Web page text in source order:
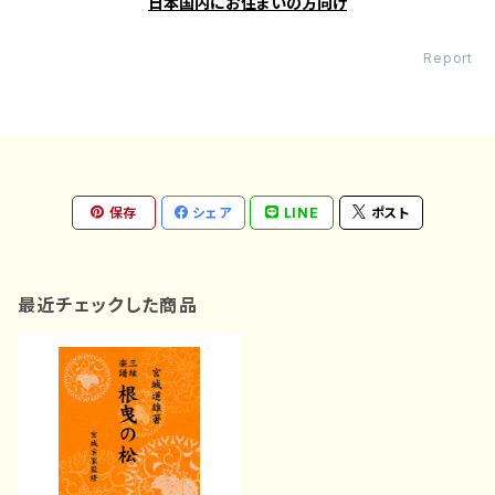
Report
保存 シェア LINE ポスト
最近チェックした商品